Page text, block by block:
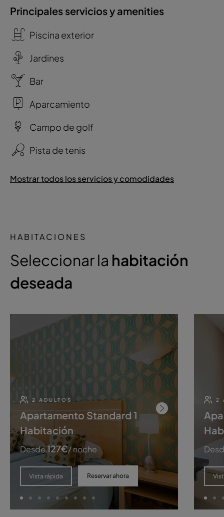
Principales servicios y amenities
Piscina exterior
Jardines
Bar
Aparcamiento
Campo de golf
Pista de tenis
Mostrar todos los servicios y comodidades
HABITACIONES
Seleccionar la habitación
deseada
2 ADULTOS
Apartamento Standard 1
Habitación
Desde127€/ noche
Vista rápida Reservar ahora
2